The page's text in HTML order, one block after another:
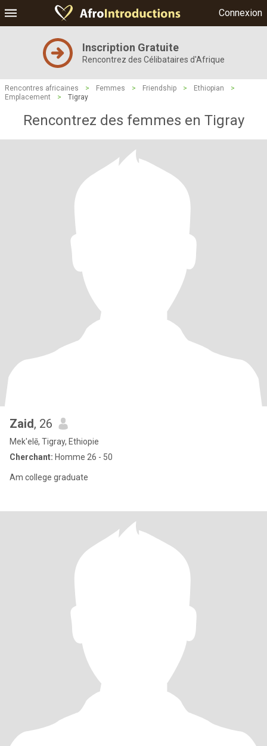
Connexion
Inscription Gratuite
Rencontrez des Célibataires d'Afrique
Rencontres africaines > Femmes > Friendship > Ethiopian
>
Emplacement
> Tigray
Rencontrez des femmes en Tigray
Zaid, 26
Mek'elē, Tigray, Ethiopie
Cherchant: Homme 26 - 50
Am college graduate